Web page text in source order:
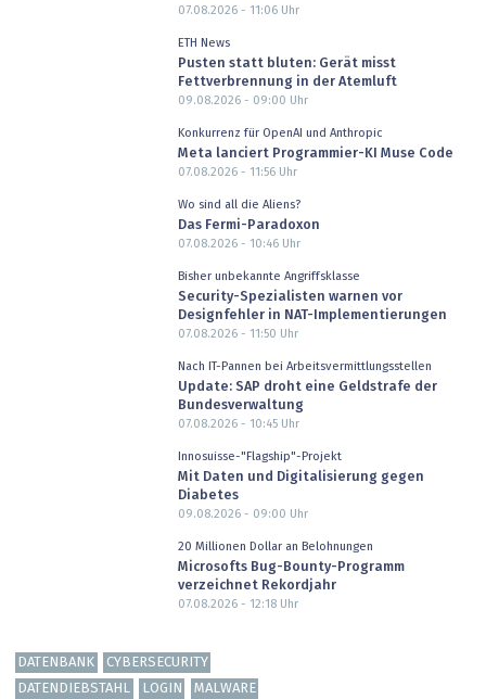
07.08.2026 - 11:06Uhr
ETH News
Pusten statt bluten: Gerät misst
Fettverbrennung in der Atemluft
09.08.2026 - 09:00 Uhr
Konkurrenz für OpenAI und Anthropic
Meta lanciert Programmier-KI Muse Code
07.08.2026 - 11:56Uhr
Wo sind all die Aliens?
Das Fermi-Paradoxon
07.08.2026 - 10:46Uhr
Bisher unbekannte Angriffsklasse
Security-Spezialisten warnen vor
Designfehler in NAT-Implementierungen
07.08.2026 - 11:50 Uhr
Nach IT-Pannen bei Arbeitsvermittlungsstellen
Update: SAP droht eine Geldstrafe der
Bundesverwaltung
07.08.2026 - 10:45Uhr
Innosuisse-"Flagship"-Projekt
Mit Daten und Digitalisierung gegen
Diabetes
09.08.2026 - 09:00 Uhr
20 Millionen Dollar an Belohnungen
Microsofts Bug-Bounty-Programm
verzeichnet Rekordjahr
07.08.2026 - 12:18Uhr
DATENBANK
CYBERSECURITY
DATENDIEBSTAHL
LOGIN MALWARE